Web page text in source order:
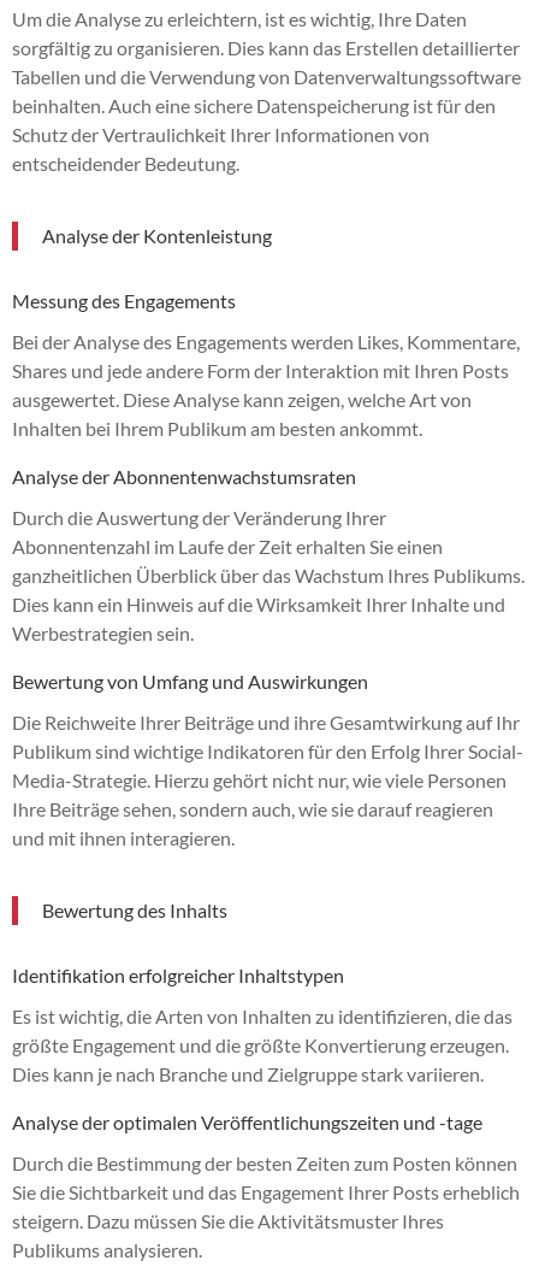
Um die Analyse zu erleichtern, ist es wichtig, Ihre Daten
sorgfältig zu organisieren. Dies kann das Erstellen detaillierter
Tabellen und die Verwendung von Datenverwaltungssoftware
beinhalten. Auch eine sichere Datenspeicherung ist für den
Schutz der Vertraulichkeit Ihrer Informationen von
entscheidender Bedeutung.
Analyse der Kontenleistung
Messung des Engagements
Bei der Analyse des Engagements werden Likes, Kommentare,
Shares und jede andere Form der Interaktion mit Ihren Posts
ausgewertet. Diese Analyse kann zeigen, welche Art von
Inhalten bei Ihrem Publikum am besten ankommt.
Analyse der Abonnentenwachstumsraten
Durch die Auswertung der Veränderung Ihrer
Abonnentenzahl im Laufe der Zeit erhalten Sie einen
ganzheitlichen Überblick über das Wachstum Ihres Publikums.
Dies kann ein Hinweis auf die Wirksamkeit Ihrer Inhalte und
Werbestrategien sein.
Bewertung von Umfang und Auswirkungen
Die Reichweite Ihrer Beiträge und ihre Gesamtwirkung auf Ihr
Publikum sind wichtige Indikatoren für den Erfolg Ihrer Social-
Media-Strategie. Hierzu gehört nicht nur, wie viele Personen
Ihre Beiträge sehen, sondern auch, wie sie darauf reagieren
und mit ihnen interagieren.
Bewertung des Inhalts
Identifikation erfolgreicher Inhaltstypen
Es ist wichtig, die Arten von Inhalten zu identifizieren, die das
größte Engagement und die größte Konvertierung erzeugen.
Dies kann je nach Branche und Zielgruppe stark variieren.
Analyse der optimalen Veröffentlichungszeiten und -tage
Durch die Bestimmung der besten Zeiten zum Posten können
Sie die Sichtbarkeit und das Engagement Ihrer Posts erheblich
steigern. Dazu müssen Sie die Aktivitätsmuster Ihres
Publikums analysieren.